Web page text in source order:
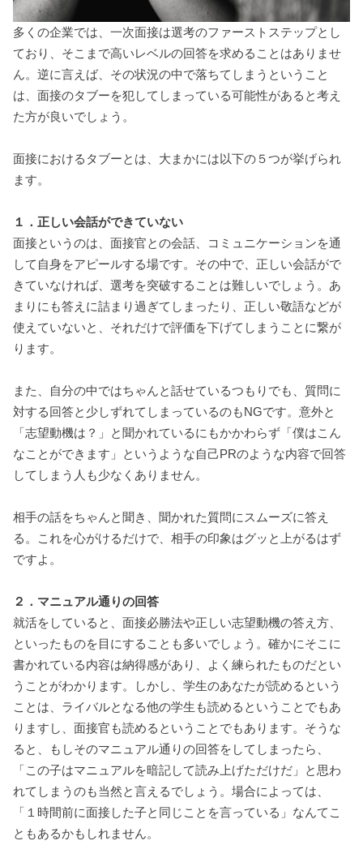
多くの企業では、一次面接は選考のファーストステップとし
ており、そこまで高いレベルの回答を求めることはありませ
ん。逆に言えば、その状況の中で落ちてしまうということ
は、面接のタブーを犯してしまっている可能性があると考え
た方が良いでしょう。
面接におけるタブーとは、大まかには以下の５つが挙げられ
ます。
１．正しい会話ができていない
面接というのは、面接官との会話、コミュニケーションを通
して自身をアピールする場です。その中で、正しい会話がで
きていなければ、選考を突破することは難しいでしょう。あ
まりにも答えに詰まり過ぎてしまったり、正しい敬語などが
使えていないと、それだけで評価を下げてしまうことに繋が
ります。
また、自分の中ではちゃんと話せているつもりでも、質問に
対する回答と少しずれてしまっているのもNGです。意外と
「志望動機は？」と聞かれているにもかかわらず「僕はこん
なことができます」というような自己PRのような内容で回答
してしまう人も少なくありません。
相手の話をちゃんと聞き、聞かれた質問にスムーズに答え
る。これを心がけるだけで、相手の印象はグッと上がるはず
ですよ。
２．マニュアル通りの回答
就活をしていると、面接必勝法や正しい志望動機の答え方、
といったものを目にすることも多いでしょう。確かにそこに
書かれている内容は納得感があり、よく練られたものだとい
うことがわかります。しかし、学生のあなたが読めるという
ことは、ライバルとなる他の学生も読めるということでもあ
りますし、面接官も読めるということでもあります。そうな
ると、もしそのマニュアル通りの回答をしてしまったら、
「この子はマニュアルを暗記して読み上げただけだ」と思わ
れてしまうのも当然と言えるでしょう。場合によっては、
「１時間前に面接した子と同じことを言っている」なんてこ
ともあるかもしれません。